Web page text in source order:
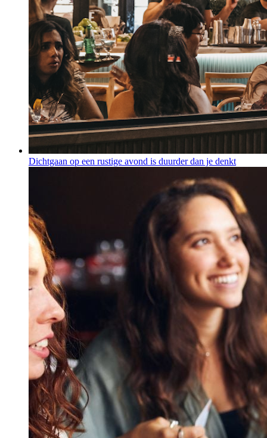
Dichtgaan op een rustige avond is duurder dan je denkt